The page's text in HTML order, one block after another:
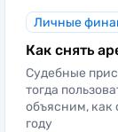
Личные
Как снять
Судебные
тогда
объясним, как
году